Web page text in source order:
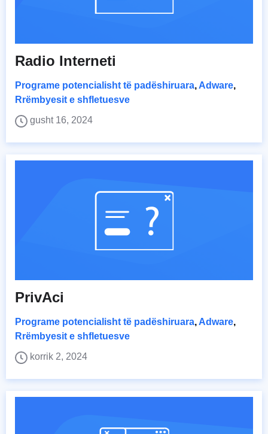
Radio Interneti
Programe potencialisht të padëshiruara, Adware,
Rrëmbyesit e shfletuesve
gusht 16, 2024
PrivAci
Programe potencialisht të padëshiruara, Adware,
Rrëmbyesit e shfletuesve
korrik 2, 2024